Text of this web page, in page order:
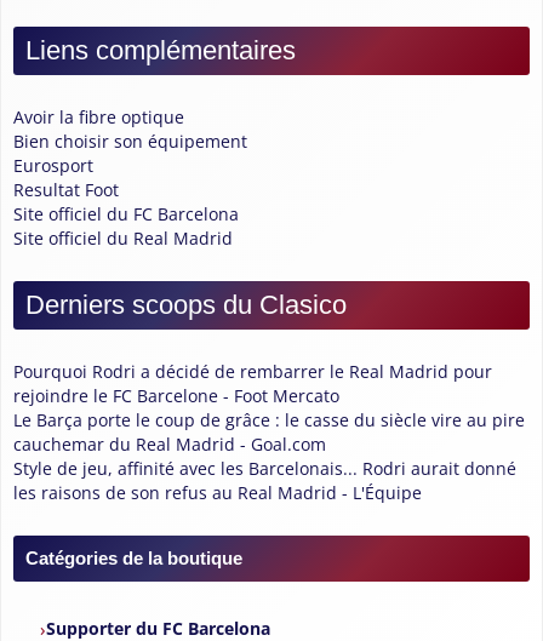
Liens complémentaires
Avoir la fibre optique
Bien choisir son équipement
Eurosport
Resultat Foot
Site officiel du FC Barcelona
Site officiel du Real Madrid
Derniers scoops du Clasico
Pourquoi Rodri a décidé de rembarrer le Real Madrid pour
rejoindre le FC Barcelone - Foot Mercato
Le Barça porte le coup de grâce : le casse du siècle vire au pire
cauchemar du Real Madrid - Goal.com
Style de jeu, affinité avec les Barcelonais... Rodri aurait donné
les raisons de son refus au Real Madrid - L'Équipe
Catégories de la boutique
Supporter du FC Barcelona